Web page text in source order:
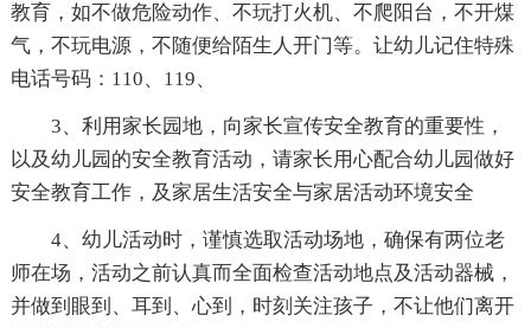
教育，如不做危险动作、不玩打火机、不爬阳台，不开煤
气，不玩电源，不随便给陌生人开门等。让幼儿记住特殊
电话号码：110、119、
3、利用家长园地，向家长宣传安全教育的重要性，
以及幼儿园的安全教育活动，请家长用心配合幼儿园做好
安全教育工作，及家居生活安全与家居活动环境安全
4、幼儿活动时，谨慎选取活动场地，确保有两位老
师在场，活动之前认真而全面检查活动地点及活动器械，
并做到眼到、耳到、心到，时刻关注孩子，不让他们离开